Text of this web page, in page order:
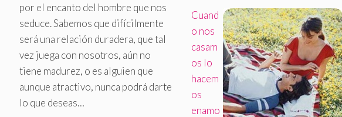
por el encanto del hombre que nos
seduce.Sabemos que difícilmente
será una relación duradera, que tal
vez juega con nosotros, aún no
tiene madurez, o es alguien que
aunque atractivo, nunca podrá darte
lo que deseas…
Cuand
o nos
casam
os lo
hacem
os
enamo